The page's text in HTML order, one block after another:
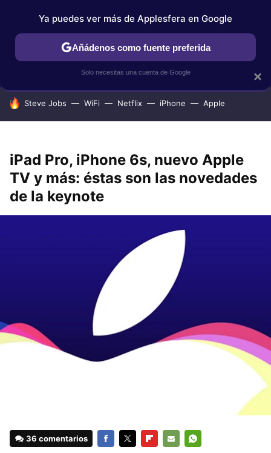
IPHONE TUTORIALES APPLESFERA SELECCIÓN
HOY SE HABLA DE
Steve Jobs WiFi Netflix iPhone Apple
iPad Pro, iPhone 6s, nuevo Apple
TV y más: éstas son las novedades
de la keynote
36 comentarios
×
Ya puedes ver más de Applesfera en Google
Añádenos como fuente preferida
Solo necesitas una cuenta de Google